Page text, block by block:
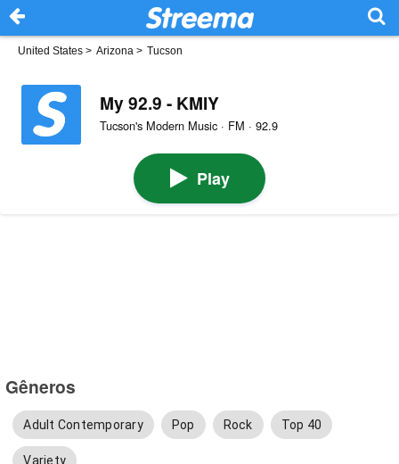
United States > Arizona > Tucson
My 92.9 - KMIY
Tucson's Modern Music · FM · 92.9
Play
Gêneros
Adult Contemporary Pop Rock Top 40
Variety